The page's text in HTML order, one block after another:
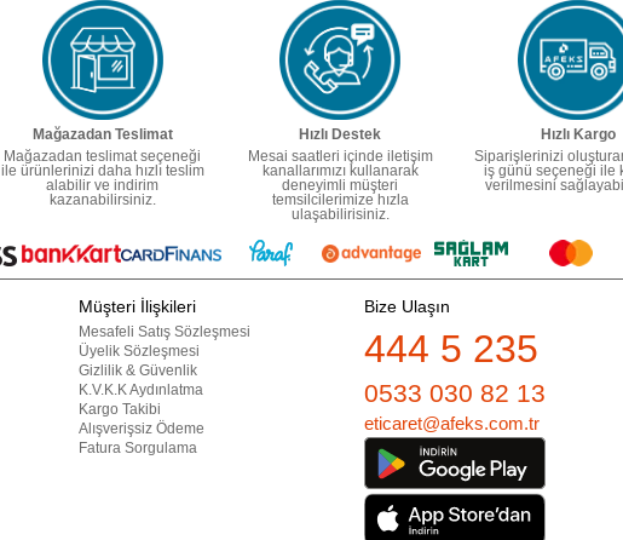
Mağazadan Teslimat
Mağazadan teslimat seçeneği
ile ürünlerinizi daha hızlı teslim
alabilir ve indirim
kazanabilirsiniz.
Hızlı Destek
Mesai saatleri içinde iletişim
kanallarımızı kullanarak
deneyimli müşteri
temsilcilerimize hızla
ulaşabilirisiniz.
Hızlı Kargo
Siparişlerinizi
iş günü seçeneği ile
verilmesini
Müşteri İlişkileri
Mesafeli Satış Sözleşmesi
Üyelik Sözleşmesi
Gizlilik & Güvenlik
K.V.K.K Aydınlatma
Kargo Takibi
Alışverişsiz Ödeme
Fatura Sorgulama
Bize Ulaşın
444 5 235
0533 030 82 13
eticaret@afeks.com.tr